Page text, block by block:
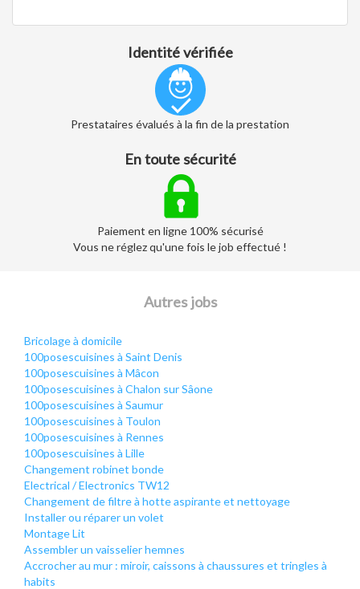
Identité vérifiée
Prestataires évalués à la fin de la prestation
En toute sécurité
Paiement en ligne 100% sécurisé
Vous ne réglez qu'une fois le job effectué !
Autres jobs
Bricolage à domicile
100posescuisines à Saint Denis
100posescuisines à Mâcon
100posescuisines à Chalon sur Sâone
100posescuisines à Saumur
100posescuisines à Toulon
100posescuisines à Rennes
100posescuisines à Lille
Changement robinet bonde
Electrical / Electronics TW12
Changement de filtre à hotte aspirante et nettoyage
Installer ou réparer un volet
Montage Lit
Assembler un vaisselier hemnes
Accrocher au mur : miroir, caissons à chaussures et tringles à
habits